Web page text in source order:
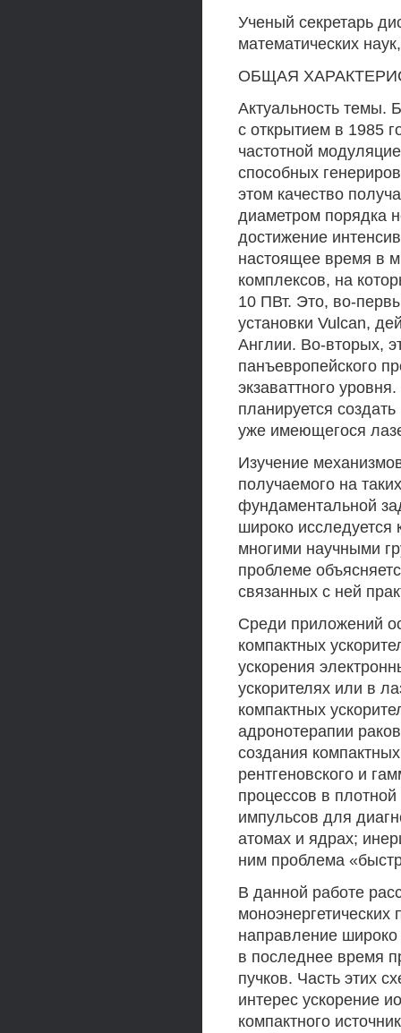
Ученый секретарь
математических
ОБЩАЯ
Актуальность темы.
с открытием в 1985
частотной
способных
этом качество
диаметром порядка
достижение
настоящее время в
комплексов, на
10 ПВт. Это, во-
установки Vulcan,
Англии. Во-вторых,
панъевропейского
экзаваттного
планируется
уже имеющегося
Изучение
получаемого на
фундаментальной
широко исследуется
многими научными
проблеме
связанных с ней
Среди приложений
компактных
ускорения
ускорителях или в
компактных
адронотерапии
создания
рентгеновского и
процессов в
импульсов для
атомах и ядрах;
ним проблема
В данной работе
моноэнергетических
направление
в последнее время
пучков. Часть этих
интерес ускорение
компактного